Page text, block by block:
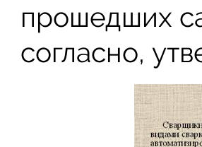
прошедших
согласно,